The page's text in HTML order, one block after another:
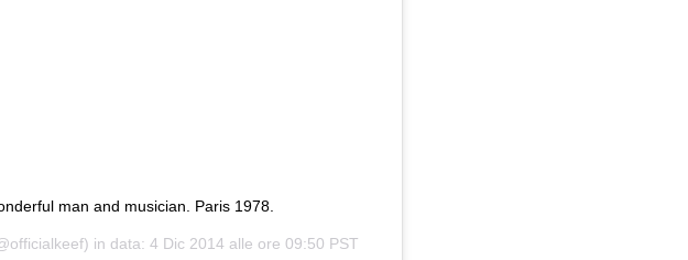
man and musician. Paris 1978.
in data: 4 Dic 2014 alle ore 09:50 PST